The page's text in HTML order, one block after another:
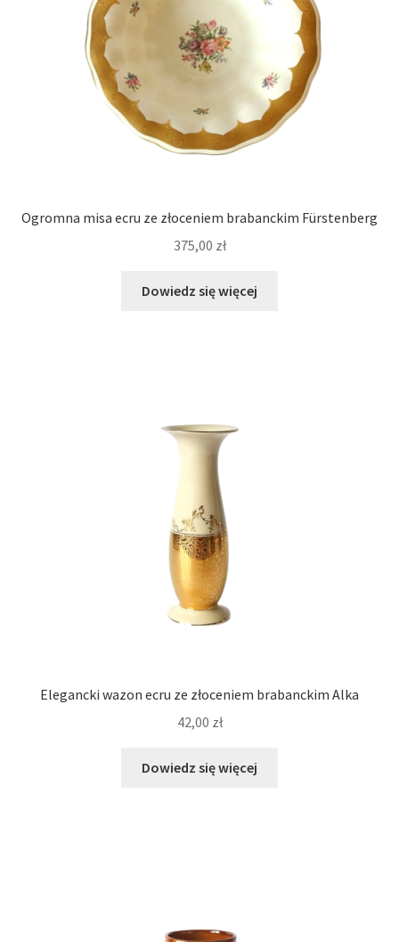
Ogromna misa ecru ze złoceniem brabanckim Fürstenberg
375,00 zł
Dowiedz się więcej
Elegancki wazon ecru ze złoceniem brabanckim Alka
42,00 zł
Dowiedz się więcej